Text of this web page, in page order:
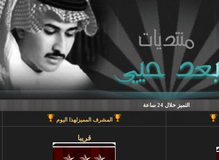
التميز خلال 24 ساعة
المشرف المميزلهذا اليوم
قريبا